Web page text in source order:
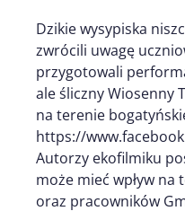
Dzikie wysypiska
zwrócili uwagę
przygotowali
ale śliczny Wiosenny
na terenie
https://
Autorzy ekofilmiku
może mieć wpływ
oraz pracowników